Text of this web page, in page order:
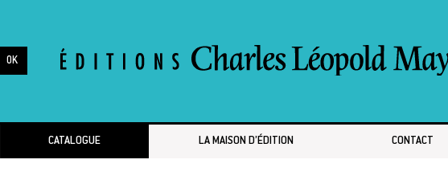
OK
CATALOGUE LA MAISON D’ÉDITION CONTACT